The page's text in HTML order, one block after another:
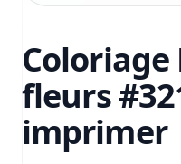
fleurs
imprimer